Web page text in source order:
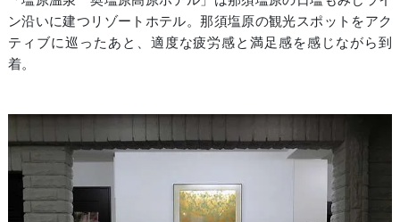
ン沿いに建つリゾートホテル。那須塩原の観光スポットをアク
ティブに巡ったあと、適度な疲労感と満足感を感じながら到
着。